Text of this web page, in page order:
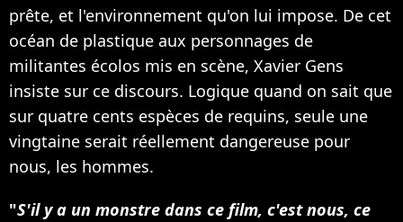
prête, et l'environnement qu'on lui impose. De cet
océan de plastique aux personnages de
militantes écolos mis en scène, Xavier Gens
insiste sur ce discours. Logique quand on sait que
sur quatre cents espèces de requins, seule une
vingtaine serait réellement dangereuse pour
nous, les hommes.
"S'il y a un monstre dans ce film, c'est nous, ce